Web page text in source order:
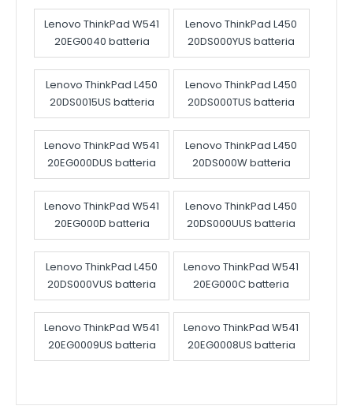
Lenovo ThinkPad W541
20EG0040 batteria
Lenovo ThinkPad L450
20DS000YUS batteria
Lenovo ThinkPad L450
20DS0015US batteria
Lenovo ThinkPad L450
20DS000TUS batteria
Lenovo ThinkPad W541
20EG000DUS batteria
Lenovo ThinkPad L450
20DS000W batteria
Lenovo ThinkPad W541
20EG000D batteria
Lenovo ThinkPad L450
20DS000UUS batteria
Lenovo ThinkPad L450
20DS000VUS batteria
Lenovo ThinkPad W541
20EG000C batteria
Lenovo ThinkPad W541
20EG0009US batteria
Lenovo ThinkPad W541
20EG0008US batteria